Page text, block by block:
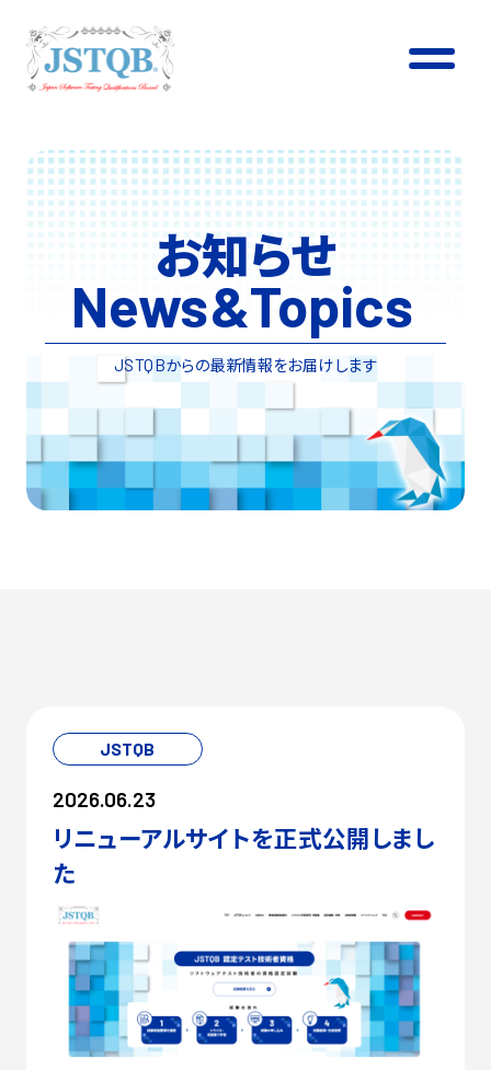
お知らせ
News&Topics
JSTQBからの最新情報をお届けします
JSTQB
2026.06.23
リニューアルサイトを正式公開しまし
た